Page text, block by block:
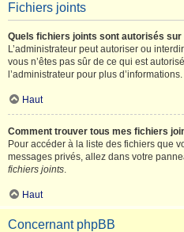
Fichiers joints
Quels fichiers joints sont autorisés sur
L’administrateur peut autoriser ou
vous n’êtes pas sûr de ce qui est
l’administrateur pour plus d’informations.
Haut
Comment trouver tous mes fichiers
Pour accéder à la liste des fichiers que
messages privés, allez dans votre
fichiers joints.
Haut
Concernant phpBB